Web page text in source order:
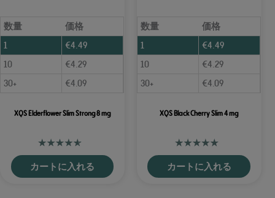
数量
価格
1
€4.49
10
€4.29
30+
€4.09
XQS Elderflower Slim Strong 8 mg
カートに入れる
数量
価格
1
€4.49
10
€4.29
30+
€4.09
XQS Black Cherry Slim 4 mg
カートに入れる